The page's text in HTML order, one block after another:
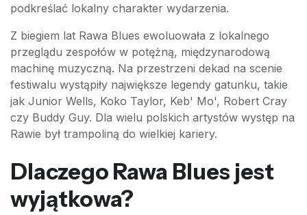
podkreślać lokalny charakter wydarzenia.
Z biegiem lat Rawa Blues ewoluowała z lokalnego
przeglądu zespołów w potężną, międzynarodową
machinę muzyczną. Na przestrzeni dekad na scenie
festiwalu wystąpiły największe legendy gatunku, takie
jak Junior Wells, Koko Taylor, Keb' Mo', Robert Cray
czy Buddy Guy. Dla wielu polskich artystów występ na
Rawie był trampoliną do wielkiej kariery.
Dlaczego Rawa Blues jest
wyjątkowa?